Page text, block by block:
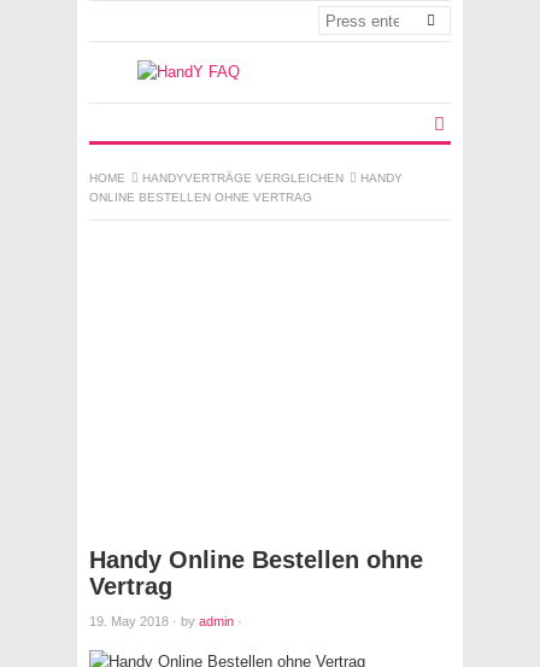
HOME HANDYVERTRÄGE VERGLEICHEN
HANDY
ONLINE BESTELLEN OHNE VERTRAG
Handy Online Bestellen ohne
Vertrag
19. May 2018 · by admin ·